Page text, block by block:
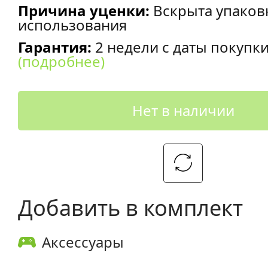
Причина уценки: Вскрыта
использования
Гарантия: 2 недели с даты
(подробнее)
Нет в наличии
Добавить в комплект
Аксессуары